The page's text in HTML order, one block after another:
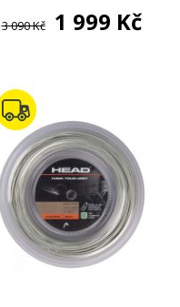
3 090 Kč 1 999 Kč